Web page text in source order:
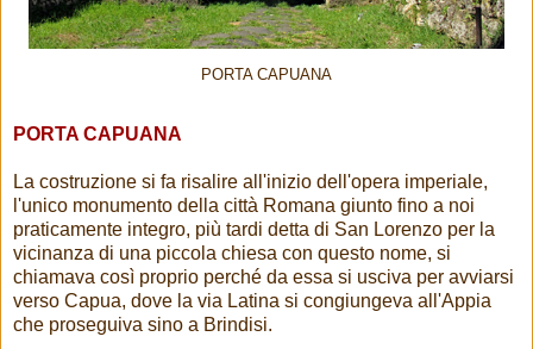
PORTA CAPUANA
PORTA CAPUANA
La costruzione si fa risalire all'inizio dell'opera imperiale,
l'unico monumento della città Romana giunto fino a noi
praticamente integro, più tardi detta di San Lorenzo per la
vicinanza di una piccola chiesa con questo nome, si
chiamava così proprio perché da essa si usciva per avviarsi
verso Capua, dove la via Latina si congiungeva all'Appia
che proseguiva sino a Brindisi.